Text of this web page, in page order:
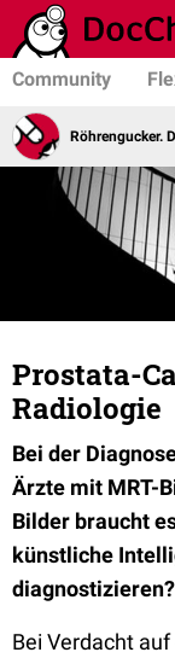
Community
Röhrengucker.
Prostata-
Radiologie
Bei der
Ärzte mit MRT-
Bilder braucht
künstliche
diagnostizieren?
Bei Verdacht